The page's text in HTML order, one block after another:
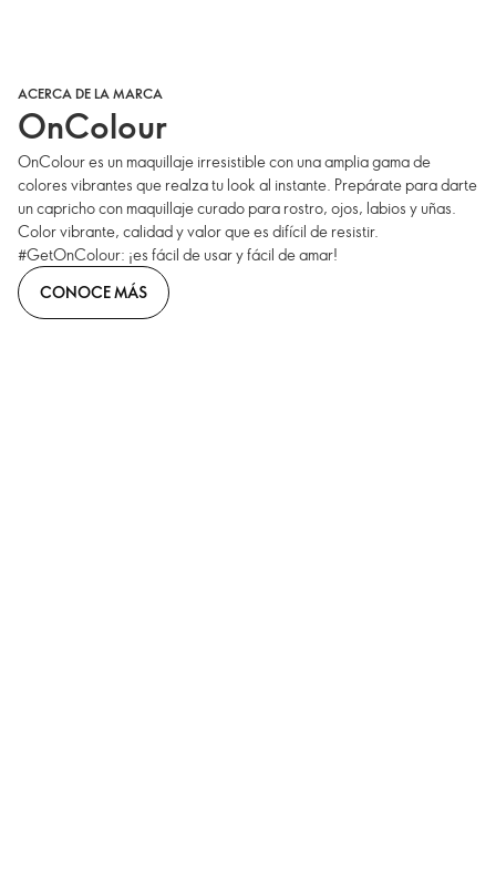
ACERCA DE LA MARCA
OnColour
OnColour es un maquillaje irresistible con una amplia gama de
colores vibrantes que realza tu look al instante. Prepárate para darte
un capricho con maquillaje curado para rostro, ojos, labios y uñas.
Color vibrante, calidad y valor que es difícil de resistir.
#GetOnColour: ¡es fácil de usar y fácil de amar!
CONOCE MÁS